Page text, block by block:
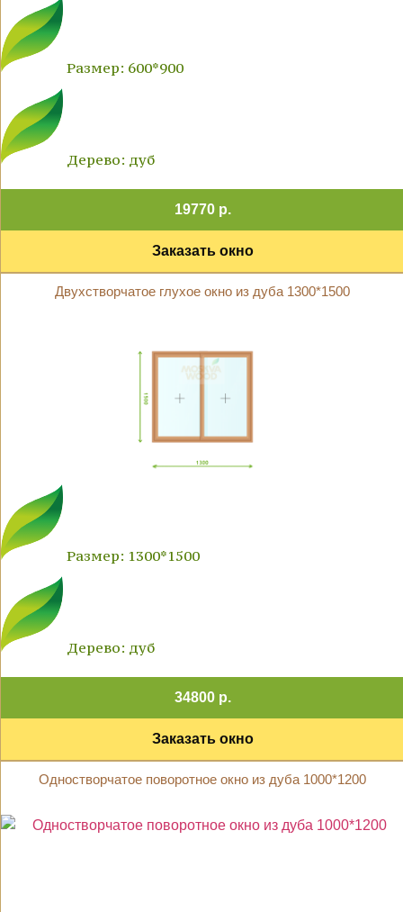
Размер: 600*900
Дерево: дуб
19770 р.
Заказать окно
Двухстворчатое глухое окно из дуба 1300*1500
Размер: 1300*1500
Дерево: дуб
34800 р.
Заказать окно
Одностворчатое поворотное окно из дуба 1000*1200